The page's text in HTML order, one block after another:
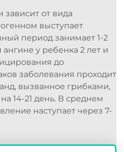
зависит от вида
выступает
период занимает 1-2
у ребенка 2 лет и
до
заболевания проходит
вызванное грибками,
14-21 день. В среднем
наступает через 7-